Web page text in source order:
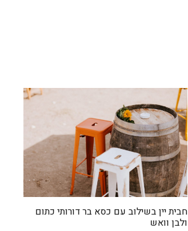
חבית יין בשילוב עם כסא בר דורותי כתום
ולבן וואש